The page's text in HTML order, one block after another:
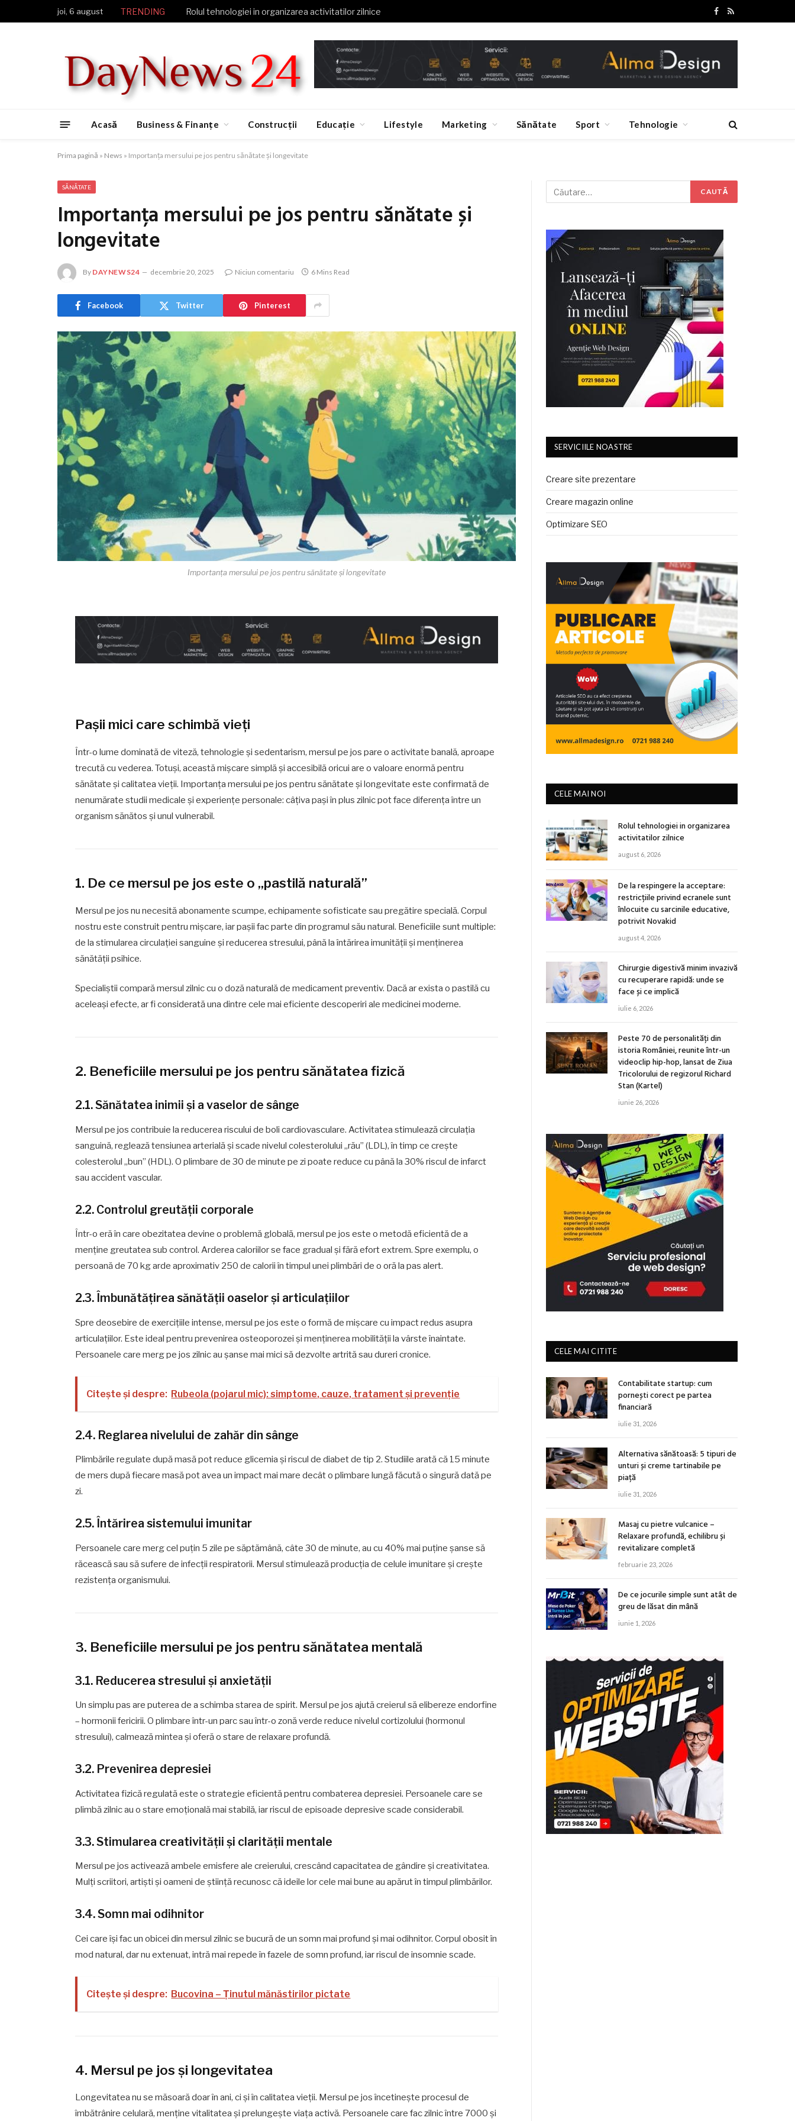
joi, 6 august TRENDING Rolul tehnologiei in organizarea activitatilor zilnice
Facebook
RSS
Acasă Business & Finanțe Construcții Educație Lifestyle Marketing Sănătate Sport Tehnologie
Prima pagină » News » Importanța mersului pe jos pentru sănătate și longevitate
SĂNĂTATE
Importanța mersului pe jos pentru sănătate și
longevitate
By DAYNEWS24 decembrie 20, 2025 Niciun comentariu 6 Mins Read
Facebook Twitter Pinterest
Importanța mersului pe jos pentru sănătate și longevitate
Pașii mici care schimbă vieți
Într-o lume dominată de viteză, tehnologie și sedentarism, mersul pe jos pare o activitate banală, aproape
trecută cu vederea. Totuși, această mișcare simplă și accesibilă oricui are o valoare enormă pentru
sănătate și calitatea vieții. Importanța mersului pe jos pentru sănătate și longevitate este confirmată de
nenumărate studii medicale și experiențe personale: câțiva pași în plus zilnic pot face diferența între un
organism sănătos și unul vulnerabil.
1. De ce mersul pe jos este o „pastilă naturală”
Mersul pe jos nu necesită abonamente scumpe, echipamente sofisticate sau pregătire specială. Corpul
nostru este construit pentru mișcare, iar pașii fac parte din programul său natural. Beneficiile sunt multiple:
de la stimularea circulației sanguine și reducerea stresului, până la întărirea imunității și menținerea
sănătății psihice.
Specialiștii compară mersul zilnic cu o doză naturală de medicament preventiv. Dacă ar exista o pastilă cu
aceleași efecte, ar fi considerată una dintre cele mai eficiente descoperiri ale medicinei moderne.
2. Beneficiile mersului pe jos pentru sănătatea fizică
2.1. Sănătatea inimii și a vaselor de sânge
Mersul pe jos contribuie la reducerea riscului de boli cardiovasculare. Activitatea stimulează circulația
sanguină, reglează tensiunea arterială și scade nivelul colesterolului „rău” (LDL), în timp ce crește
colesterolul „bun” (HDL). O plimbare de 30 de minute pe zi poate reduce cu până la 30% riscul de infarct
sau accident vascular.
2.2. Controlul greutății corporale
Într-o eră în care obezitatea devine o problemă globală, mersul pe jos este o metodă eficientă de a
menține greutatea sub control. Arderea caloriilor se face gradual și fără efort extrem. Spre exemplu, o
persoană de 70 kg arde aproximativ 250 de calorii în timpul unei plimbări de o oră la pas alert.
2.3. Îmbunătățirea sănătății oaselor și articulațiilor
Spre deosebire de exercițiile intense, mersul pe jos este o formă de mișcare cu impact redus asupra
articulațiilor. Este ideal pentru prevenirea osteoporozei și menținerea mobilității la vârste înaintate.
Persoanele care merg pe jos zilnic au șanse mai mici să dezvolte artrită sau dureri cronice.
Citește și despre: Rubeola (pojarul mic): simptome, cauze, tratament și prevenție
2.4. Reglarea nivelului de zahăr din sânge
Plimbările regulate după masă pot reduce glicemia și riscul de diabet de tip 2. Studiile arată că 15 minute
de mers după fiecare masă pot avea un impact mai mare decât o plimbare lungă făcută o singură dată pe
zi.
2.5. Întărirea sistemului imunitar
Persoanele care merg cel puțin 5 zile pe săptămână, câte 30 de minute, au cu 40% mai puține șanse să
răcească sau să sufere de infecții respiratorii. Mersul stimulează producția de celule imunitare și crește
rezistența organismului.
3. Beneficiile mersului pe jos pentru sănătatea mentală
3.1. Reducerea stresului și anxietății
Un simplu pas are puterea de a schimba starea de spirit. Mersul pe jos ajută creierul să elibereze endorfine
– hormonii fericirii. O plimbare într-un parc sau într-o zonă verde reduce nivelul cortizolului (hormonul
stresului), calmează mintea și oferă o stare de relaxare profundă.
3.2. Prevenirea depresiei
Activitatea fizică regulată este o strategie eficientă pentru combaterea depresiei. Persoanele care se
plimbă zilnic au o stare emoțională mai stabilă, iar riscul de episoade depresive scade considerabil.
3.3. Stimularea creativității și clarității mentale
Mersul pe jos activează ambele emisfere ale creierului, crescând capacitatea de gândire și creativitatea.
Mulți scriitori, artiști și oameni de știință recunosc că ideile lor cele mai bune au apărut în timpul plimbărilor.
3.4. Somn mai odihnitor
Cei care își fac un obicei din mersul zilnic se bucură de un somn mai profund și mai odihnitor. Corpul obosit în
mod natural, dar nu extenuat, intră mai repede în fazele de somn profund, iar riscul de insomnie scade.
Citește și despre: Bucovina – Ținutul mănăstirilor pictate
4. Mersul pe jos și longevitatea
Longevitatea nu se măsoară doar în ani, ci și în calitatea vieții. Mersul pe jos încetinește procesul de
îmbătrânire celulară, menține vitalitatea și prelungește viața activă. Persoanele care fac zilnic între 7000 și
SERVICIILE NOASTRE
Creare site prezentare
Creare magazin online
Optimizare SEO
CELE MAI NOI
Rolul tehnologiei in organizarea
activitatilor zilnice
august 6, 2026
De la respingere la acceptare:
restricțiile privind ecranele sunt
înlocuite cu sarcinile educative,
potrivit Novakid
august 4, 2026
Chirurgie digestivă minim invazivă
cu recuperare rapidă: unde se
face și ce implică
iulie 6, 2026
Peste 70 de personalități din
istoria României, reunite într-un
videoclip hip-hop, lansat de Ziua
Tricolorului de regizorul Richard
Stan (Kartel)
iunie 26, 2026
CELE MAI CITITE
Contabilitate startup: cum
pornești corect pe partea
financiară
iulie 31, 2026
Alternativa sănătoasă: 5 tipuri de
unturi și creme tartinabile pe
piață
iulie 31, 2026
Masaj cu pietre vulcanice –
Relaxare profundă, echilibru și
revitalizare completă
februarie 23, 2026
De ce jocurile simple sunt atât de
greu de lăsat din mână
iunie 1, 2026